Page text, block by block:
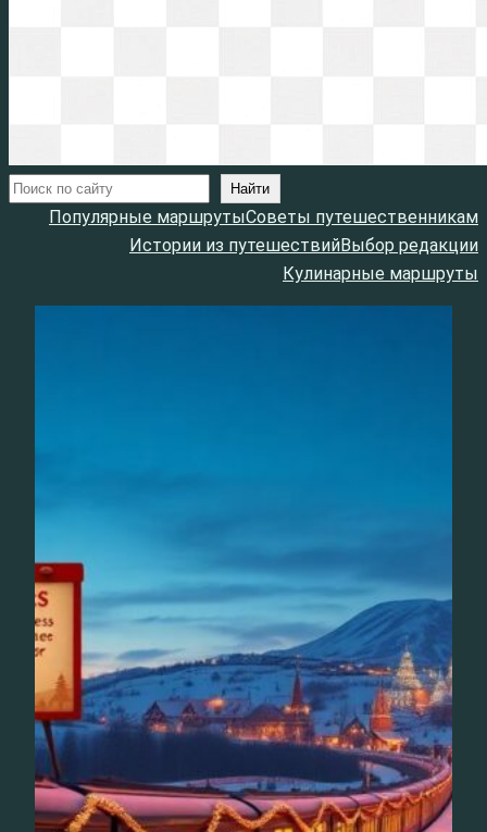
Поиск Найти
Популярные маршрутыСоветы путешественникам
Истории из путешествийВыбор редакции
Кулинарные маршруты